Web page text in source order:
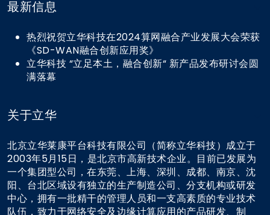
最新信息
热烈祝贺立华科技在2024算网融合产业发展大会荣获
《SD-WAN融合创新应用奖》
立华科技 “立足本土，融合创新“ 新产品发布研讨会圆
满落幕
关于立华
北京立华莱康平台科技有限公司（简称立华科技）成立于
2003年5月15日，是北京市高新技术企业。目前已发展为
一个集团型公司，在东莞、上海、深圳、成都、南京、沈
阳、台北区域设有独立的生产制造公司、分支机构或研发
中心，拥有一批精干的管理人员和一支高素质的专业技术
队伍，致力于网络安全及边缘计算应用的产品研发、制